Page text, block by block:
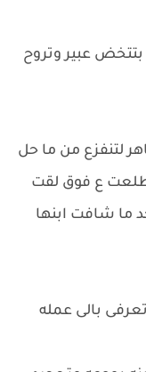
عبير وتروح
لتنفزع من ما حل
طلعت ع فوق لقت
ما شافت ابنها
بالى عمله